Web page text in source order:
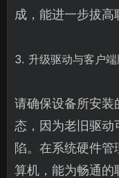
成，能进一步拔高
3. 升级驱动与客户端
请确保设备所安装
态，因为老旧驱
陷。在系统硬件
算机，能为畅通的